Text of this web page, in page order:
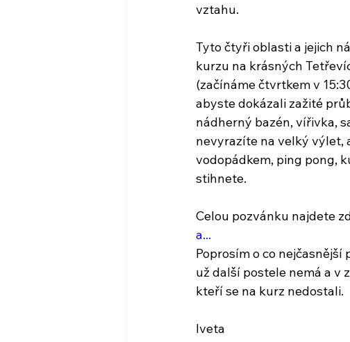
vztahu.
Tyto čtyři oblasti a jejich
kurzu na krásných
(začínáme čtvrtkem v
abyste dokázali zažité
nádherný bazén, vířivka,
nevyrazíte na velký výlet,
vodopádkem, ping pong,
stihnete.
Celou pozvánku najdete
a...
Poprosím o co
už další postele nemá a v
kteří se na kurz nedostali.
Iveta